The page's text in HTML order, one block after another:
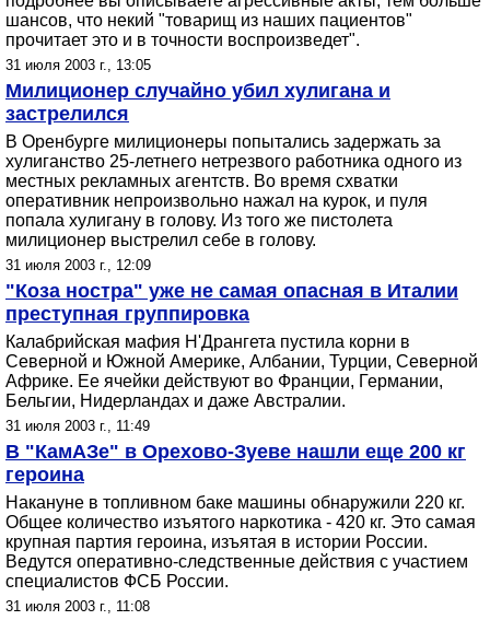
шансов, что некий "товарищ из наших пациентов"
прочитает это и в точности воспроизведет".
31 июля 2003 г., 13:05
Милиционер случайно убил хулигана и
застрелился
В Оренбурге милиционеры попытались задержать за
хулиганство 25-летнего нетрезвого работника одного из
местных рекламных агентств. Во время схватки
оперативник непроизвольно нажал на курок, и пуля
попала хулигану в голову. Из того же пистолета
милиционер выстрелил себе в голову.
31 июля 2003 г., 12:09
"Коза ностра" уже не самая опасная в Италии
преступная группировка
Калабрийская мафия Н'Дрангета пустила корни в
Северной и Южной Америке, Албании, Турции, Северной
Африке. Ее ячейки действуют во Франции, Германии,
Бельгии, Нидерландах и даже Австралии.
31 июля 2003 г., 11:49
В "КамАЗе" в Орехово-Зуеве нашли еще 200 кг
героина
Накануне в топливном баке машины обнаружили 220 кг.
Общее количество изъятого наркотика - 420 кг. Это самая
крупная партия героина, изъятая в истории России.
Ведутся оперативно-следственные действия с участием
специалистов ФСБ России.
31 июля 2003 г., 11:08